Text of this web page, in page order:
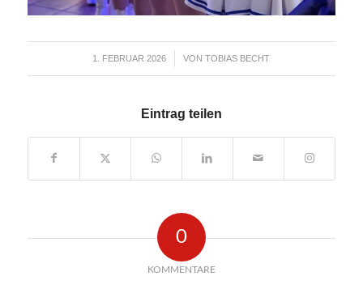
1. FEBRUAR 2026
/ VONTOBIAS BECHT
Eintrag teilen
0
KOMMENTARE